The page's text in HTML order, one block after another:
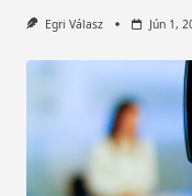
Egri Válasz Jún 1,